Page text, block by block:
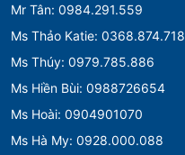
Mr Tân: 0984.291.559
Ms Thảo Katie: 0368.874.718
Ms Thúy: 0979.785.886
Ms Hiền Bùi: 0988726654
Ms Hoài: 0904901070
Ms Hà My: 0928.000.088